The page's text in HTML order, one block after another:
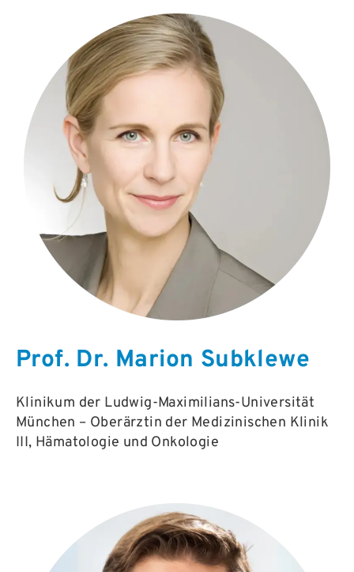
Prof. Dr. Marion Subklewe
Klinikum der Ludwig-Maximilians-Universität
München – Oberärztin der Medizinischen Klinik
III, Hämatologie und Onkologie